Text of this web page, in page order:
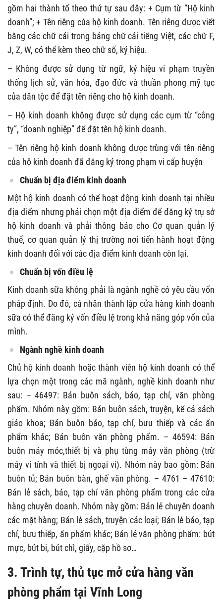
gồm hai thành tố theo thứ tự sau đây: + Cụm từ “Hộ kinh
doanh”; + Tên riêng của hộ kinh doanh. Tên riêng được viết
bằng các chữ cái trong bảng chữ cái tiếng Việt, các chữ F,
J, Z, W, có thể kèm theo chữ số, ký hiệu.
– Không được sử dụng từ ngữ, ký hiệu vi phạm truyền
thống lịch sử, văn hóa, đạo đức và thuần phong mỹ tục
của dân tộc để đặt tên riêng cho hộ kinh doanh.
– Hộ kinh doanh không được sử dụng các cụm từ “công
ty”, “doanh nghiệp” để đặt tên hộ kinh doanh.
– Tên riêng hộ kinh doanh không được trùng với tên riêng
của hộ kinh doanh đã đăng ký trong phạm vi cấp huyện
Chuẩn bị địa điểm kinh doanh
Một hộ kinh doanh có thể hoạt động kinh doanh tại nhiều
địa điểm nhưng phải chọn một địa điểm để đăng ký trụ sở
hộ kinh doanh và phải thông báo cho Cơ quan quản lý
thuế, cơ quan quản lý thị trường nơi tiến hành hoạt động
kinh doanh đối với các địa điểm kinh doanh còn lại.
Chuẩn bị vốn điều lệ
Kinh doanh sữa không phải là ngành nghề có yêu cầu vốn
pháp định. Do đó, cá nhân thành lập cửa hàng kinh doanh
sữa có thể đăng ký vốn điều lệ trong khả năng góp vốn của
mình.
Ngành nghề kinh doanh
Chủ hộ kinh doanh hoặc thành viên hộ kinh doanh có thể
lựa chọn một trong các mã ngành, nghề kinh doanh như
sau: – 46497: Bán buôn sách, báo, tạp chí, văn phòng
phẩm. Nhóm này gồm: Bán buôn sách, truyện, kể cả sách
giáo khoa; Bán buôn báo, tạp chí, bưu thiếp và các ấn
phẩm khác; Bán buôn văn phòng phẩm. – 46594: Bán
buôn máy móc,thiết bị và phụ tùng máy văn phòng (trừ
máy vi tính và thiết bị ngoại vi). Nhóm này bao gồm: Bán
buôn tủ; Bán buôn bàn, ghế văn phòng. – 4761 – 47610:
Bán lẻ sách, báo, tạp chí văn phòng phẩm trong các cửa
hàng chuyên doanh. Nhóm này gồm: Bán lẻ chuyên doanh
các mặt hàng; Bán lẻ sách, truyện các loại; Bán lẻ báo, tạp
chí, bưu thiếp, ấn phẩm khác; Bán lẻ văn phòng phẩm: bút
mực, bút bi, bút chì, giấy, cặp hồ sơ…
3. Trình tự, thủ tục mở cửa hàng văn
phòng phẩm tại Vĩnh Long